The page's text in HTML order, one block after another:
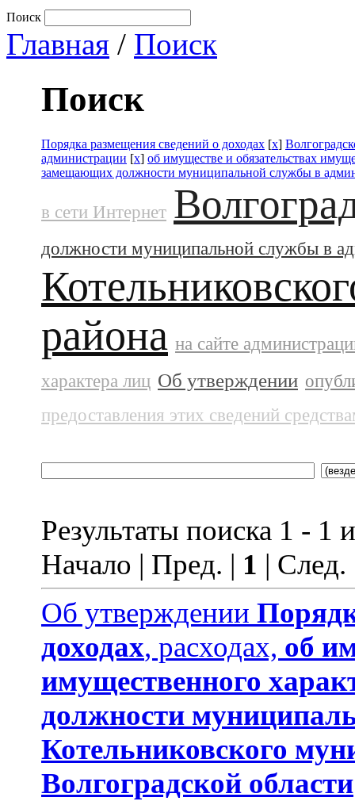
Поиск
Главная / Поиск
Поиск
Порядка размещения сведений о доходах [x]
администрации [x] об имуществе и обязательствах
замещающих должности муниципальной службы в
в сети Интернет
должности муниципальной службы в
района на сайте
характера лиц Об утверждении
предоставления этих сведений
Результаты поиска 1 - 1
Начало | Пред. | 1 |
Об утверждении
доходах, расходах, об
имущественного
должности
Котельниковского
Волгоградской области